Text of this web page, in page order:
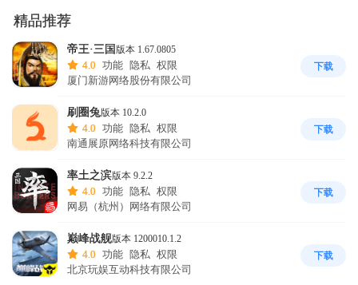
凡是使用过：网络电话、电话、模拟来电、模拟电话软件、整人来
虚拟来电、来电急救等软件还是觉得模仿来电APP更好用、更便捷。
1.相亲尬聊，不合心意看不对眼，一键来电礼貌离开。
2.聚会无趣，应酬疲惫，难以脱身，假装来电借口逃离。
圈炫耀。
4.独自走夜路，担心害怕，一键快捷来电，假装有人来接，机智摆脱
尾随。
5.独自生活，外卖快递来敲门，一键快捷来电，假装多人共同居住。
精品推荐
帝王·三国 版本 1.67.0805
4.0 功能 隐私 权限
厦门新游网络股份有限公司
下载
刷圈兔版本 10.2.0
4.0 功能 隐私 权限
南通展原网络科技有限公司
下载
率土之滨版本 9.2.2
4.0 功能 隐私 权限
网易（杭州）网络有限公司
下载
巅峰战舰版本 1200010.1.2
4.0 功能 隐私 权限
北京玩娱互动科技有限公司
下载